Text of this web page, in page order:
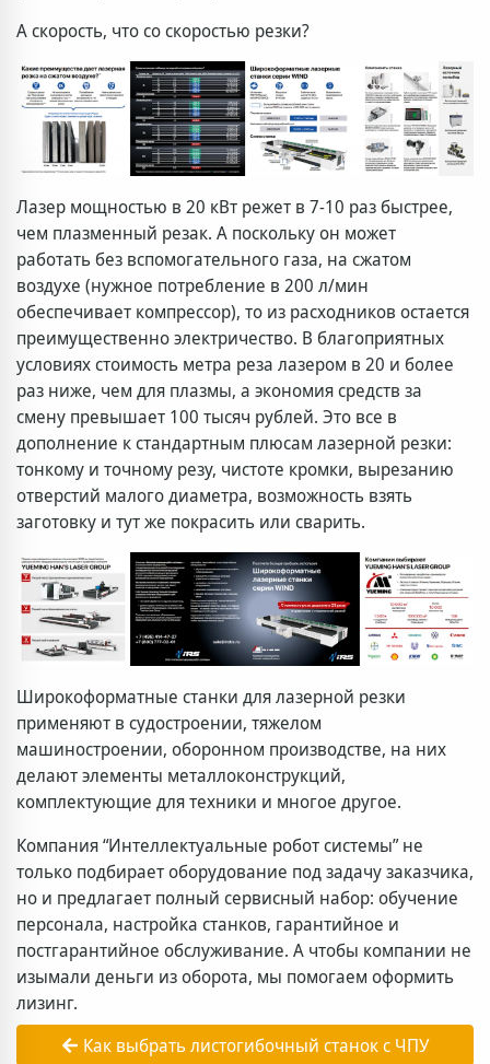
А скорость, что со скоростью резки?
Лазер мощностью в 20 кВт режет в 7-10 раз быстрее,
чем плазменный резак. А поскольку он может
работать без вспомогательного газа, на сжатом
воздухе (нужное потребление в 200 л/мин
обеспечивает компрессор), то из расходников остается
преимущественно электричество. В благоприятных
условиях стоимость метра реза лазером в 20 и более
раз ниже, чем для плазмы, а экономия средств за
смену превышает 100 тысяч рублей. Это все в
дополнение к стандартным плюсам лазерной резки:
тонкому и точному резу, чистоте кромки, вырезанию
отверстий малого диаметра, возможность взять
заготовку и тут же покрасить или сварить.
Широкоформатные станки для лазерной резки
применяют в судостроении, тяжелом
машиностроении, оборонном производстве, на них
делают элементы металлоконструкций,
комплектующие для техники и многое другое.
Компания “Интеллектуальные робот системы” не
только подбирает оборудование под задачу заказчика,
но и предлагает полный сервисный набор: обучение
персонала, настройка станков, гарантийное и
постгарантийное обслуживание. А чтобы компании не
изымали деньги из оборота, мы помогаем оформить
лизинг.
Как выбрать листогибочный станок с ЧПУ